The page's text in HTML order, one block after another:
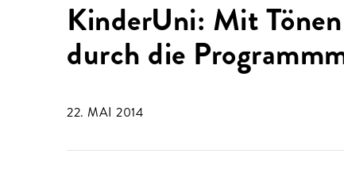
KinderUni: Mit
durch die
22. MAI 2014